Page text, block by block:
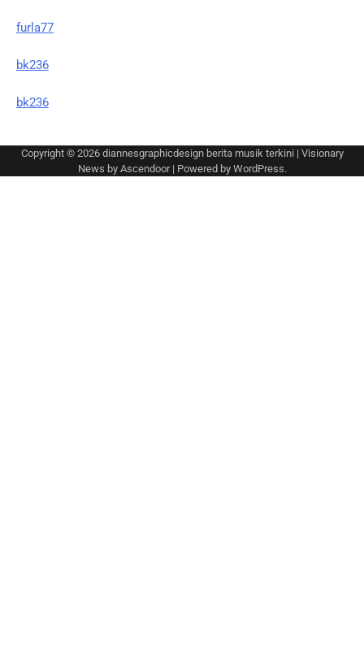
furla77
bk236
bk236
Copyright © 2026 diannesgraphicdesign berita musik terkini| Visionary
News by Ascendoor| Powered by WordPress.